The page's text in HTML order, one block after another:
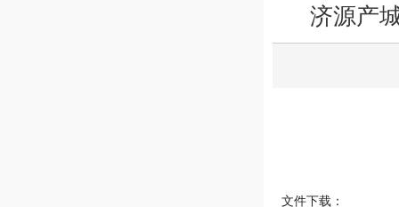
济源产
文件下载：